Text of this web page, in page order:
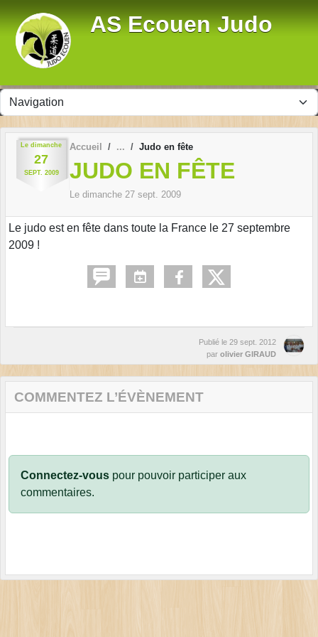
AS Ecouen Judo
Le dimanche
27
SEPT. 2009
Accueil Judo en fête
JUDO EN FÊTE
Le dimanche 27 sept. 2009
Le judo est en fête dans toute la France le 27 septembre
2009 !
Publié le 29 sept. 2012
par olivier GIRAUD
COMMENTEZ L’ÉVÈNEMENT
Connectez-vous pour pouvoir participer aux
commentaires.